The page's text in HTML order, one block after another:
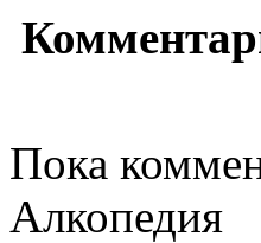
Пока
Алкопедия